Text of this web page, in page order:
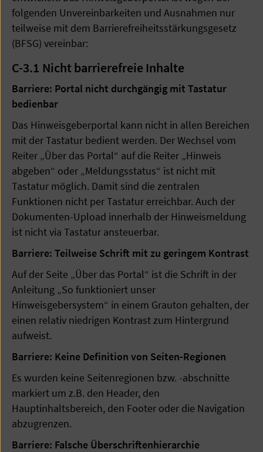
folgenden Unvereinbarkeiten und Ausnahmen nur
teilweise mit dem Barrierefreiheitsstärkungsgesetz
(BFSG) vereinbar:
C-3.1 Nicht barrierefreie Inhalte
Barriere: Portal nicht durchgängig mit Tastatur
bedienbar
Das Hinweisgeberportal kann nicht in allen Bereichen
mit der Tastatur bedient werden. Der Wechsel vom
Reiter „Über das Portal“ auf die Reiter „Hinweis
abgeben“ oder „Meldungsstatus“ ist nicht mit
Tastatur möglich. Damit sind die zentralen
Funktionen nicht per Tastatur erreichbar. Auch der
Dokumenten-Upload innerhalb der Hinweismeldung
ist nicht via Tastatur ansteuerbar.
Barriere: Teilweise Schrift mit zu geringem Kontrast
Auf der Seite „Über das Portal“ ist die Schrift in der
Anleitung „So funktioniert unser
Hinweisgebersystem“ in einem Grauton gehalten, der
einen relativ niedrigen Kontrast zum Hintergrund
aufweist.
Barriere: Keine Definition von Seiten-Regionen
Es wurden keine Seitenregionen bzw. -abschnitte
markiert um z.B. den Header, den
Hauptinhaltsbereich, den Footer oder die Navigation
abzugrenzen.
Barriere: Falsche Überschriftenhierarchie